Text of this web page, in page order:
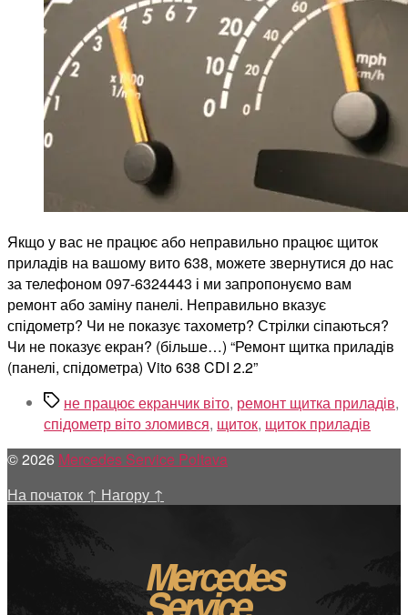
приладів
(панелі,
спідометра)
Якщо у вас не працює або неправильно працює щиток
приладів на вашому вито 638, можете звернутися до нас
за телефоном 097-6324443 і ми запропонуємо вам
ремонт або заміну панелі. Неправильно вказує
спідометр? Чи не показує тахометр? Стрілки сіпаються?
Чи не показує екран? (більше…) “Ремонт щитка приладів
(панелі, спідометра) Vito 638 CDI 2.2”
Позначки
не працює екранчик віто, ремонт щитка приладів,
спідометр віто зломився, щиток, щиток приладів
© 2026 Mercedes Service Poltava
На початок ↑ Нагору ↑
Mercedes
Service